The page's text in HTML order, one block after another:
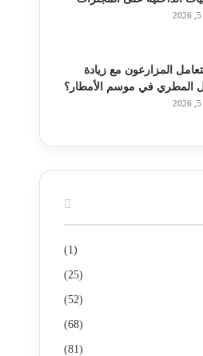
المزارعون مع زيادة
المطري في موسم الأمطار؟
(1)
(25)
(52)
(68)
(81)